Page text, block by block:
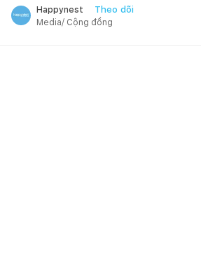
Happynest Theo dõi
Media/ Cộng đồng